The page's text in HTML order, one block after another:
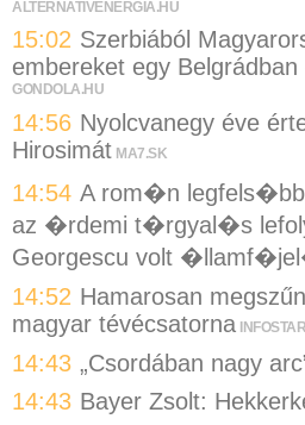
ALTERNATIVENERGIA.HU
15:02 Szerbiából
embereket egy
GONDOLA.HU
14:56 Nyolcvanegy éve
Hirosimát MA7.SK
14:54 A rom�n
az �rdemi t�rgyal�s
Georgescu volt
14:52 Hamarosan
magyar tévécsatorna
14:43 „Csordában nagy
14:43 Bayer Zsolt: